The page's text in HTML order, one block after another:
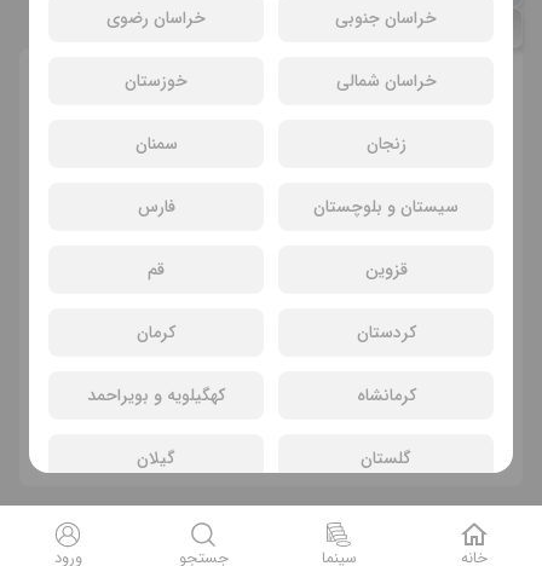
خراسان جنوبی خراسان رضوی
خراسان شمالی خوزستان
زنجان سمنان
سیستان و بلوچستان فارس
قزوین قم
کردستان کرمان
کرمانشاه کهگیلویه و بویراحمد
گلستان گیلان
سحر عباس زاده
انتخاب سانس و سینما
خانه سینما جستجو ورود